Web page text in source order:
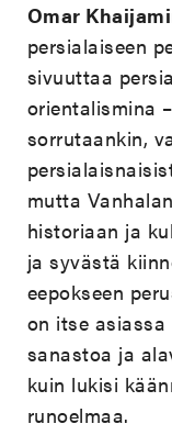
Omar
persialaiseen
sivuuttaa
orientalismina
sorrutaankin,
mutta
historiaan ja
ja syvästä
eepokseen
on itse
sanastoa ja
kuin lukisi
runoelmaa.